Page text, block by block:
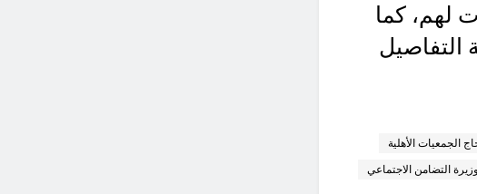
لهم، كما
التفاصيل
الجمعيات الأهلية
وزيرة التضامن الاجتماعي